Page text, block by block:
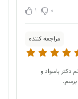
0
1
مراجعه کننده
باسواد و